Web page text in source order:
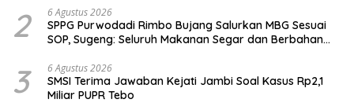
2 6 Agustus 2026
SPPG Purwodadi Rimbo Bujang Salurkan MBG Sesuai
SOP, Sugeng: Seluruh Makanan Segar dan Berbahan
3 6 Agustus 2026
SMSI Terima Jawaban Kejati Jambi Soal Kasus Rp2,1
Miliar PUPR Tebo